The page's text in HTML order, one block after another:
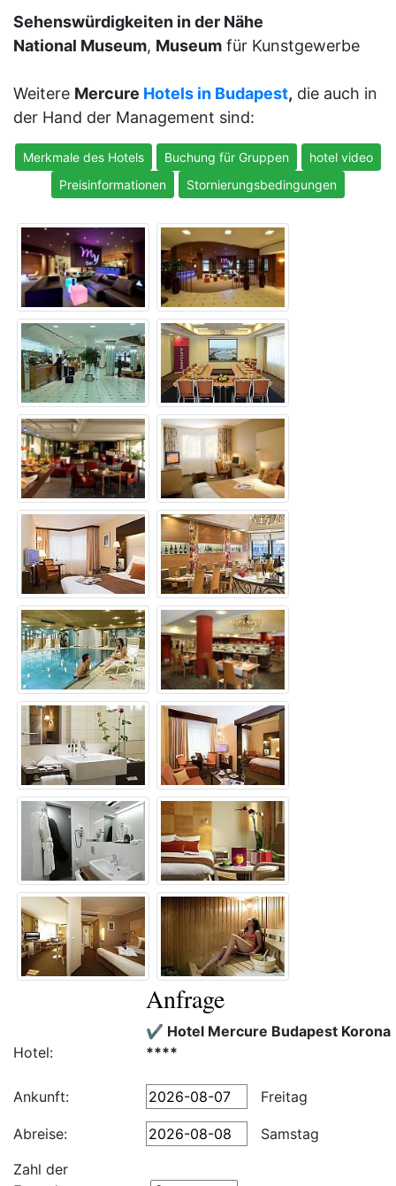
Sehenswürdigkeiten in der Nähe
National Museum, Museum für Kunstgewerbe
Weitere Mercure Hotels in Budapest, die auch in
der Hand der Management sind:
Merkmale des Hotels Buchung für Gruppen
hotel video
Preisinformationen
Stornierungsbedingungen
Anfrage
Hotel:
✔️ Hotel Mercure Budapest Korona
****
Ankunft: Freitag
Abreise:
Samstag
Zahl der